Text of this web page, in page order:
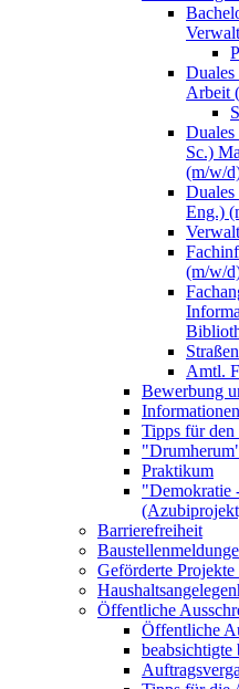
Arbeit
Sc.)
(m/w/
Eng.)
(m/w/
Amtl.
Bewerbung
Tipps für den
Praktikum
"Demokratie
Barrierefreiheit
Geförderte
Öffentliche
Öffentliche
beabsichtigte